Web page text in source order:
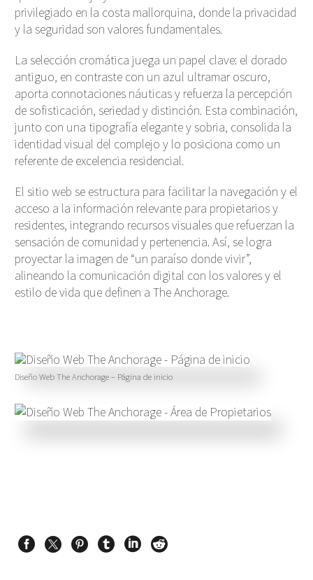
privilegiado en la costa mallorquina, donde la privacidad
y la seguridad son valores fundamentales.
La selección cromática juega un papel clave: el dorado
antiguo, en contraste con un azul ultramar oscuro,
aporta connotaciones náuticas y refuerza la percepción
de sofisticación, seriedad y distinción. Esta combinación,
junto con una tipografía elegante y sobria, consolida la
identidad visual del complejo y lo posiciona como un
referente de excelencia residencial.
El sitio web se estructura para facilitar la navegación y el
acceso a la información relevante para propietarios y
residentes, integrando recursos visuales que refuerzan la
sensación de comunidad y pertenencia. Así, se logra
proyectar la imagen de “un paraíso donde vivir”,
alineando la comunicación digital con los valores y el
estilo de vida que definen a The Anchorage.
Diseño Web The Anchorage – Página de inicio